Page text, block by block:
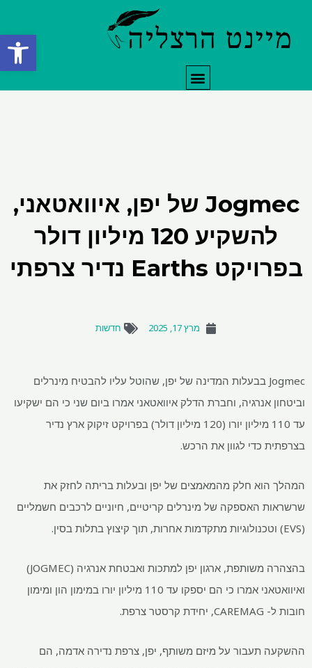
פתח
תפריט
Jogmec של יפן, איוואטאני,
להשקיע 120 מיליון דולר
בפרויקט Earths נדיר צרפתי
מרץ 17, 2025 חדשות
Jogmec בבעלות המדינה של יפן, שהוטל עליו להבטיח מינרלים
וביטחון אנרגיה, וחברת הדלק איוואטאני אמרו ביום שני כי הם ישקיעו
עד 110 מיליון יורו (120 מיליון דולר) בפרויקט זיקוק ארץ נדיר
בצרפתית כדי לגוון את הרכש.
המהלך הוא חלק מהמאמצים של יפן ובעלות בריתה לחזק את
שרשראות האספקה ​​של מינרלים קריטיים, חיוניים לרכבים חשמליים
(EVS) וטכנולוגיות מתקדמות אחרות, תוך קיצוץ בתלות בסין.
בהצהרה משותפת, ארגון יפן למתכות ואבטחת אנרגיה (JOGMEC)
ואיוואטאני אמרו כי הם יספקו עד 110 מיליון יורו במימון הון ומימון
חובות ל- CAREMAG, יחידת קרסטר צרפת.
ההשקעה תעבור על מיזם משותף, יפן, צרפת נדירה אדמה, הם